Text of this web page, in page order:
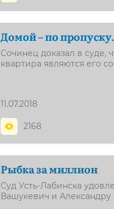
Домой – по
Сочинец доказал в суде,
квартира являются его
11.07.2018
2168
Рыбка за миллион
Суд Усть-Лабинска
Вашукевич и